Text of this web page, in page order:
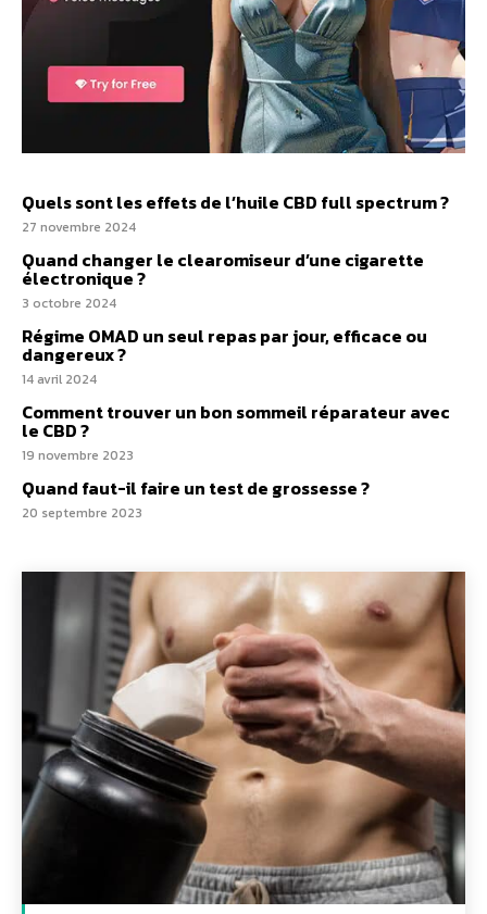
Quels sont les effets de l’huile CBD full spectrum ?
27 novembre 2024
Quand changer le clearomiseur d’une cigarette
électronique ?
3 octobre 2024
Régime OMAD un seul repas par jour, efficace ou
dangereux ?
14 avril 2024
Comment trouver un bon sommeil réparateur avec
le CBD ?
19 novembre 2023
Quand faut-il faire un test de grossesse ?
20 septembre 2023